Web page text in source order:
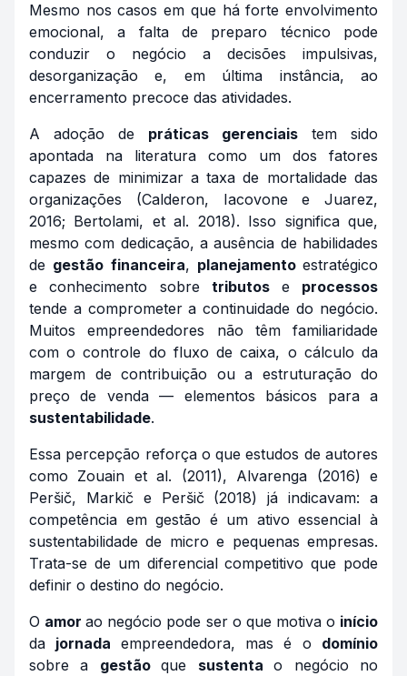
Mesmo nos casos em que há forte envolvimento
emocional, a falta de preparo técnico pode
conduzir o negócio a decisões impulsivas,
desorganização e, em última instância, ao
encerramento precoce das atividades.
A adoção de práticas gerenciais tem sido
apontada na literatura como um dos fatores
capazes de minimizar a taxa de mortalidade das
organizações (Calderon, Iacovone e Juarez,
2016; Bertolami, et al. 2018). Isso significa que,
mesmo com dedicação, a ausência de habilidades
de gestão financeira, planejamento estratégico
e conhecimento sobretributos e processos
tende a comprometer a continuidade do negócio.
Muitos empreendedores não têm familiaridade
com o controle do fluxo de caixa, o cálculo da
margem de contribuição ou a estruturação do
preço de venda — elementos básicos para a
sustentabilidade.
Essa percepção reforça o que estudos de autores
como Zouain et al. (2011), Alvarenga (2016) e
Peršič, Markič e Peršič (2018) já indicavam: a
competência em gestão é um ativo essencial à
sustentabilidade de micro e pequenas empresas.
Trata-se de um diferencial competitivo que pode
definir o destino do negócio.
O amorao negócio pode ser o que motiva o início
da jornada empreendedora, mas é o domínio
sobre a gestãoque sustentao negócio no